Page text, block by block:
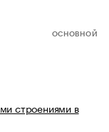
ОСНОВНОЙ
строениями в